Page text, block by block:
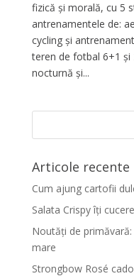
fizică și morală, cu 5
antrenamentele de:
cycling și
teren de fotbal 6+1 și
nocturnă și...
Articole recente
Cum ajung cartofii
Salata Crispy îți
Noutăți de
mare
Strongbow Rosé